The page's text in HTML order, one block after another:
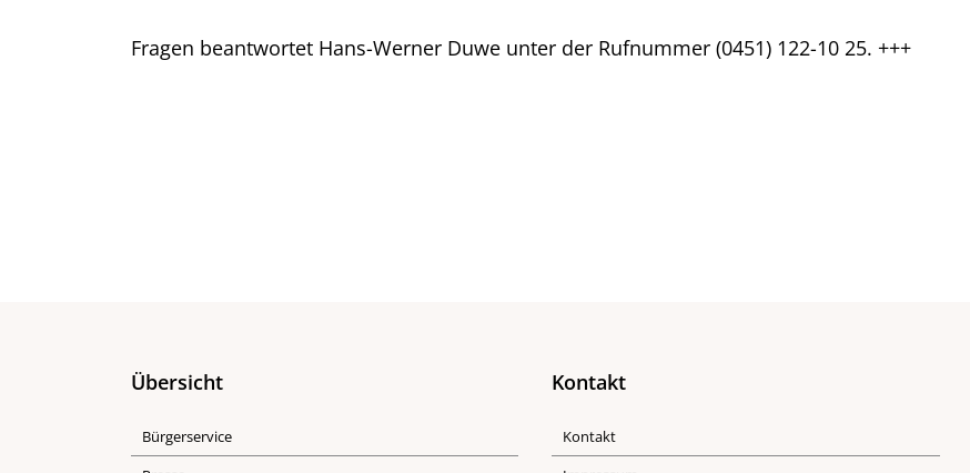
Fragen beantwortet Hans-Werner Duwe unter der Rufnummer (0451) 122-10 25. +++
Übersicht
Bürgerservice
Kontakt
Kontakt